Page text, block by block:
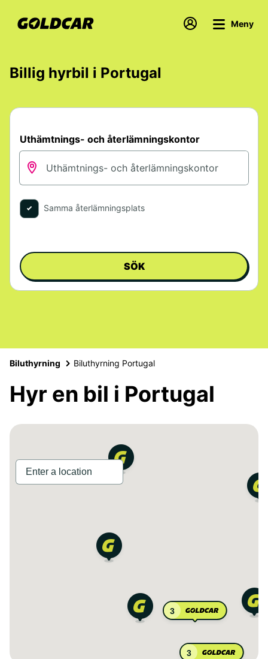
Meny
Billig hyrbil i Portugal
Uthämtnings- och återlämningskontor
Samma återlämningsplats
SÖK
Biluthyrning Biluthyrning Portugal
Hyr en bil i Portugal
3
3